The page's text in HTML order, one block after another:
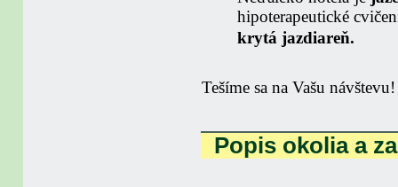
hipoterapeutické
krytá jazdiareň.
Tešíme sa na Vašu návštevu!
Popis okolia a